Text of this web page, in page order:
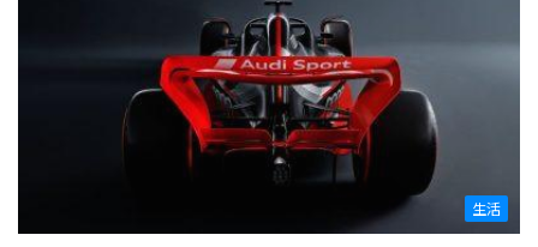
生活